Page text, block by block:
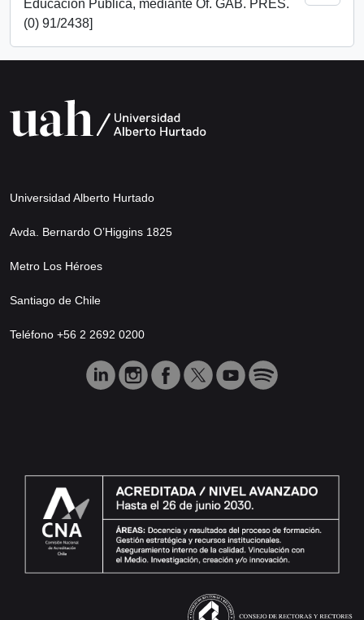
Educación Pública, mediante Of. GAB. PRES.
(0) 91/2438]
Universidad Alberto Hurtado
Avda. Bernardo O’Higgins 1825
Metro Los Héroes
Santiago de Chile
Teléfono +56 2 2692 0200